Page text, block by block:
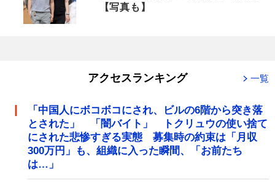
【写真も】
アクセスランキング 一覧
「中国人にボコボコにされ、ビルの6階から突き落
とされた」 「闇バイト」 トクリュウの使い捨て
にされた悲惨すぎる実態 募集時の約束は「月収
300万円」も、組織に入った瞬間、「お前たち
は…」